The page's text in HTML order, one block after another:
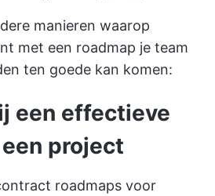
manieren waarop
met een roadmap je team
ten goede kan komen:
een effectieve
project
roadmaps voor